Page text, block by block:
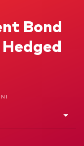
categorie
Bond
Hedged